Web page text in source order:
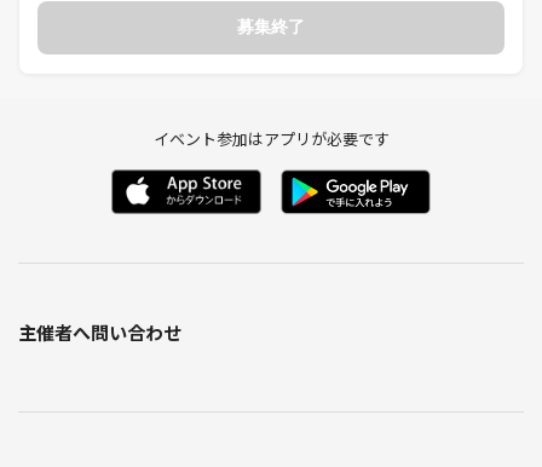
募集終了
イベント参加はアプリが必要です
主催者へ問い合わせ